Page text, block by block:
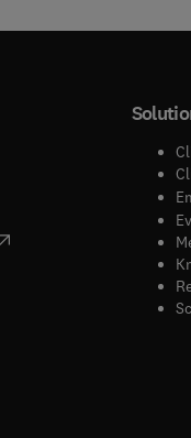
new tab/window
window
new tab/window
new tab/window
opens in new tab/window
)
new tab/window
new tab/window